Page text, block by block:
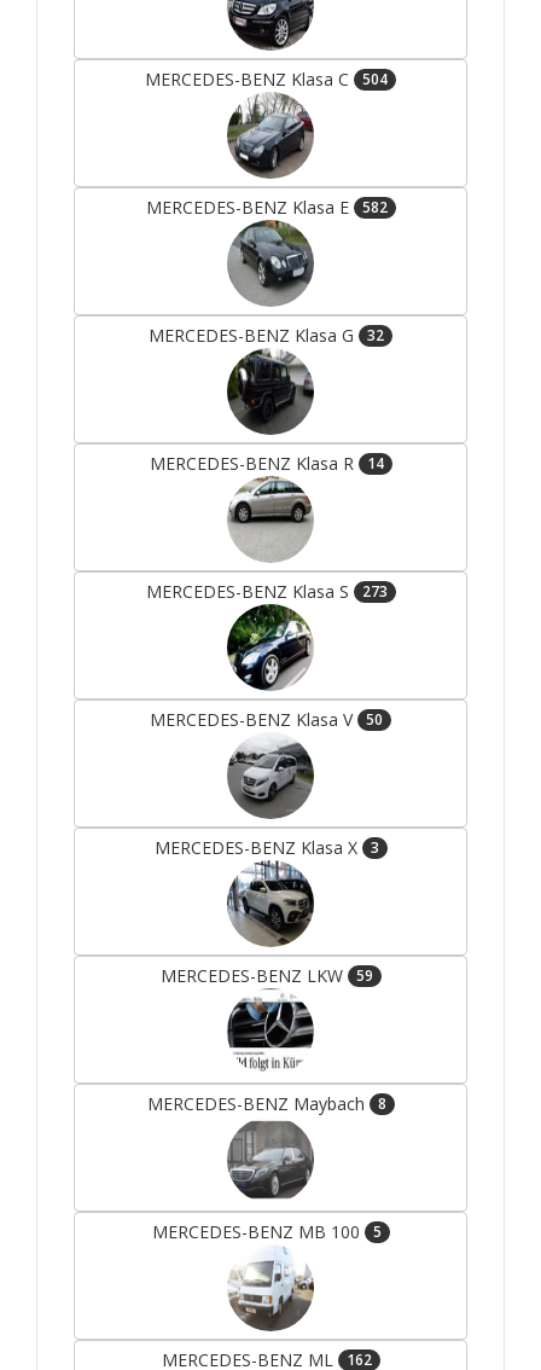
MERCEDES-BENZ Klasa C 504
MERCEDES-BENZ Klasa E 582
MERCEDES-BENZ Klasa G 32
MERCEDES-BENZ Klasa R 14
MERCEDES-BENZ Klasa S 273
MERCEDES-BENZ Klasa V 50
MERCEDES-BENZ Klasa X 3
MERCEDES-BENZ LKW 59
MERCEDES-BENZ Maybach 8
MERCEDES-BENZ MB 100 5
MERCEDES-BENZ ML 162